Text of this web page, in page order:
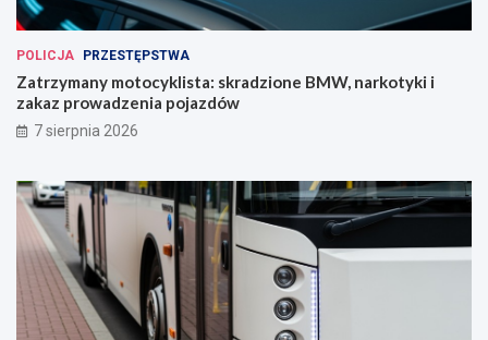
POLICJA PRZESTĘPSTWA
Zatrzymany motocyklista: skradzione BMW, narkotyki i
zakaz prowadzenia pojazdów
7 sierpnia 2026